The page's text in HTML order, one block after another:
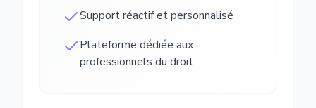
Support réactif et personnalisé
Plateforme dédiée aux
professionnels du droit